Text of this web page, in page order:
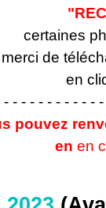
certaines
merci de
en
- - - - - - - - - -
pouvez
en en